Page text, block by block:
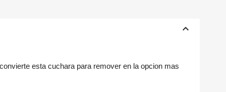
keyboard_arrow_up
esta cuchara para remover en la opcion mas